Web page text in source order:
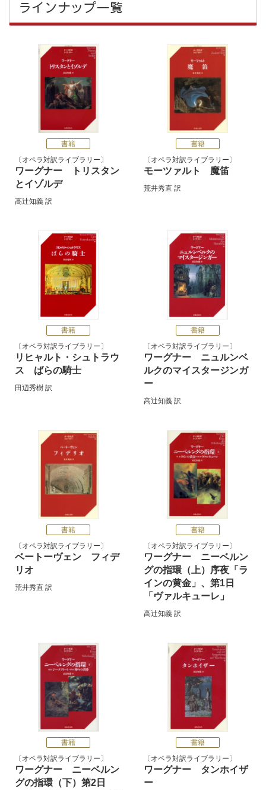
ラインナップ一覧
書籍
オペラ対訳ライブラリー
ワーグナー トリスタン
とイゾルデ
高辻知義 訳
書籍
オペラ対訳ライブラリー
モーツァルト 魔笛
荒井秀直 訳
書籍
オペラ対訳ライブラリー
リヒャルト・シュトラウ
ス ばらの騎士
田辺秀樹 訳
書籍
オペラ対訳ライブラリー
ワーグナー ニュルンベ
ルクのマイスタージンガ
ー
高辻知義 訳
書籍
オペラ対訳ライブラリー
ベートーヴェン フィデ
リオ
荒井秀直 訳
書籍
オペラ対訳ライブラリー
ワーグナー ニーベルン
グの指環（上） 序夜「ラ
インの黄金」、第1日
「ヴァルキューレ」
高辻知義 訳
書籍
オペラ対訳ライブラリー
ワーグナー ニーベルン
グの指環（下） 第2日
書籍
オペラ対訳ライブラリー
ワーグナー タンホイザ
ー